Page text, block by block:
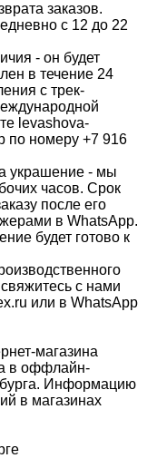
заказов.
с 12 до 22
- он будет
в течение 24
с трек-
levashova-
по номеру +7 916
украшение - мы
часов. Срок
после его
в WhatsApp.
будет готово к
с нами
или в WhatsApp
магазина
в оффлайн-
Информацию
в магазинах